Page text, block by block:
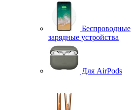
Беспроводные
зарядные устройства
Для AirPods